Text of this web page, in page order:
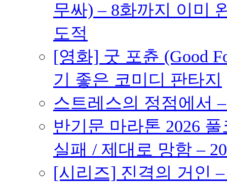
무싸) – 8화까지 이미
도적
[영화] 굿 포츈 (Good
기 좋은 코미디 판타지
스트레스의 정점에서
반기문 마라톤 2026
실패 / 제대로 망함 –
[시리즈] 진격의 거인